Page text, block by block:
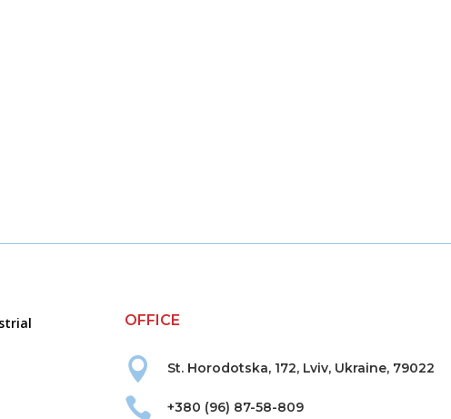
OFFICE
 St. Horodotska, 172, Lviv, Ukraine, 79022
 +380 (96) 87-58-809